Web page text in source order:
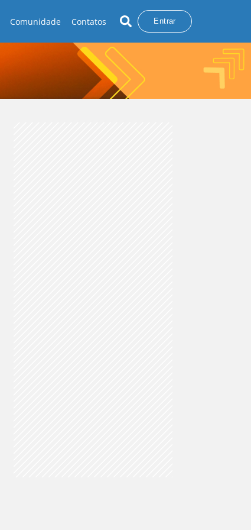
Comunidade Contatos Entrar